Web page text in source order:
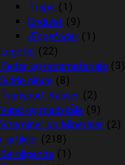
Trope (1)
Undulat (9)
Æggefoder (1)
Legetøj (22)
Reder og redemateriale (3)
Sidde pinde (8)
Transport Kasser (2)
Vand og madskåle (9)
Vitaminer og Mineraler (2)
artikler (218)
Beroligende (1)